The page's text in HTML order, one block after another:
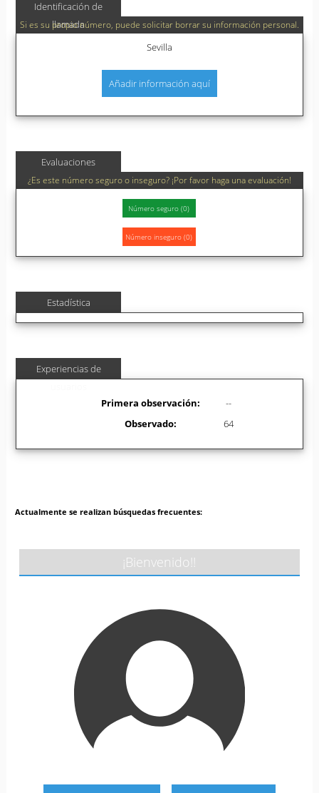
Identificación de
llamada
Si es su propio número, puede solicitar borrar su información personal.
Sevilla
Añadir información aquí
Evaluaciones
¿Es este número seguro o inseguro? ¡Por favor haga una evaluación!
Estadística
Experiencias de
Primera observación:
--
Observado:
64
Actualmente se realizan búsquedas frecuentes:
¡Bienvenido!!